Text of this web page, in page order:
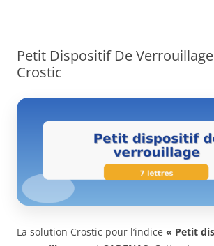
Petit Dispositif De
Crostic
La solution Crostic pour l’indice « Petit